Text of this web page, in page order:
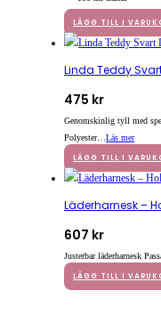
LÄGG TILL I
Linda Teddy
475 kr
Genomskinlig tyll med
Polyester… Läs mer
LÄGG TILL I
Läderharnesk –
607 kr
Justerbar läderharnesk
LÄGG TILL I